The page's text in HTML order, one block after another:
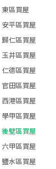
東區買屋
安平區買屋
歸仁區買屋
玉井區買屋
仁德區買屋
官田區買屋
西港區買屋
學甲區買屋
後壁區買屋
六甲區買屋
鹽水區買屋